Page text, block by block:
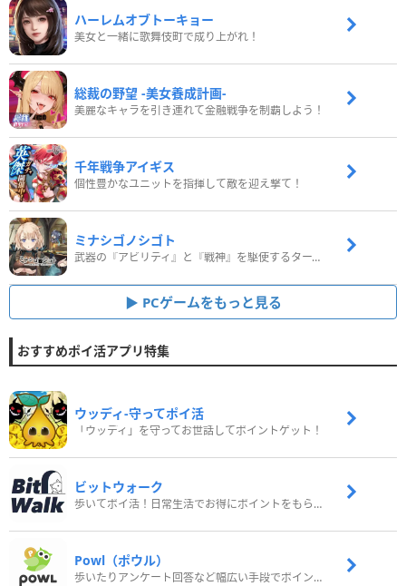
ハーレムオブトーキョー
美女と一緒に歌舞伎町で成り上がれ！
総裁の野望 -美女養成計画-
美麗なキャラを引き連れて金融戦争を制覇しよう！
千年戦争アイギス
個性豊かなユニットを指揮して敵を迎え撃て！
ミナシゴノシゴト
武器の『アビリティ』と『戦神』を駆使するターン制コマンドバトルRPG！
PCゲームをもっと見る
おすすめポイ活アプリ特集
ウッディ‐守ってポイ活
「ウッディ」を守ってお世話してポイントゲット！
ビットウォーク
歩いてポイ活！日常生活でお得にポイントをもらおう
Powl（ポウル）
歩いたりアンケート回答など幅広い手段でポイントをゲット